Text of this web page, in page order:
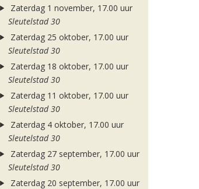
Zaterdag 1 november, 17.00 uur
Sleutelstad 30
Zaterdag 25 oktober, 17.00 uur
Sleutelstad 30
Zaterdag 18 oktober, 17.00 uur
Sleutelstad 30
Zaterdag 11 oktober, 17.00 uur
Sleutelstad 30
Zaterdag 4 oktober, 17.00 uur
Sleutelstad 30
Zaterdag 27 september, 17.00 uur
Sleutelstad 30
Zaterdag 20 september, 17.00 uur